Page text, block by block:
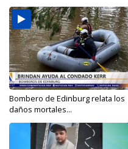
Bombero de Edinburg relata los
daños mortales...